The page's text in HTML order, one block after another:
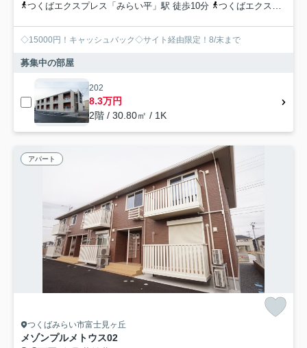
つくばエクスプレス「みらい平」駅 徒歩10分
つくばエクスプレス「みどりの」駅 徒歩63分
◇15000円！キャッシュバック◇サイト経由限定！8/末まで
募集中の部屋
202
8.3万円
2階 / 30.80㎡ / 1K
アパート
つくばみらい市富士見ヶ丘
メゾンプルメトウス02